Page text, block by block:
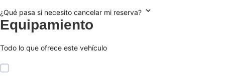
¿Qué pasa si necesito cancelar mi reserva?
Equipamiento
Todo lo que ofrece este vehículo